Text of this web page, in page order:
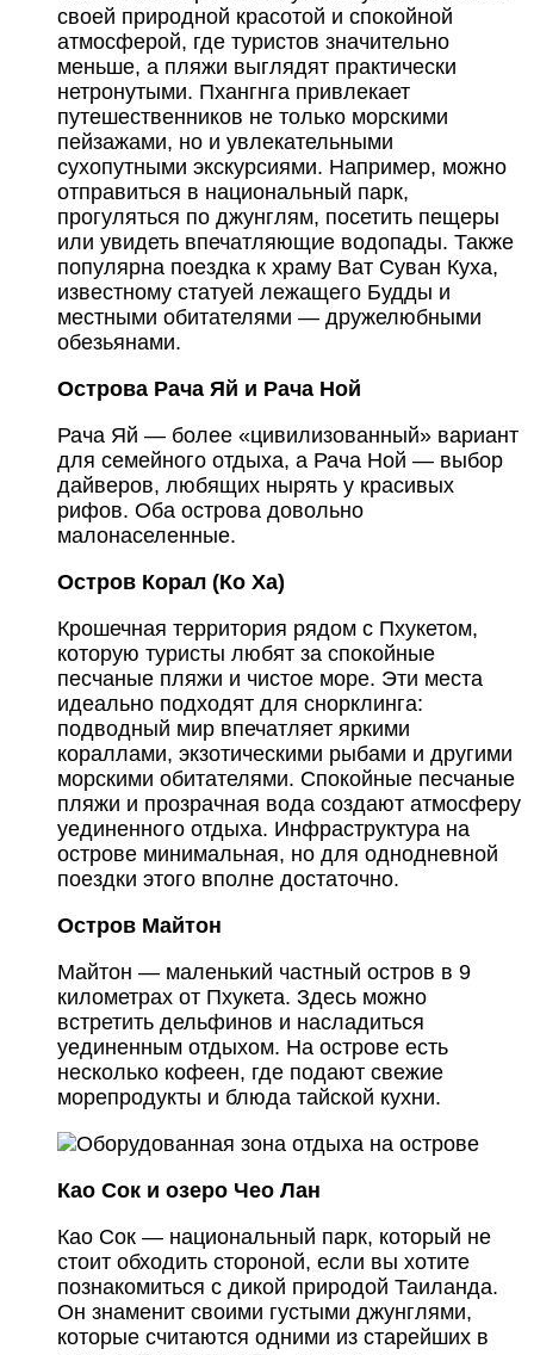
своей природной красотой и спокойной
атмосферой, где туристов значительно
меньше, а пляжи выглядят практически
нетронутыми. Пхангнга привлекает
путешественников не только морскими
пейзажами, но и увлекательными
сухопутными экскурсиями. Например, можно
отправиться в национальный парк,
прогуляться по джунглям, посетить пещеры
или увидеть впечатляющие водопады. Также
популярна поездка к храму Ват Суван Куха,
известному статуей лежащего Будды и
местными обитателями — дружелюбными
обезьянами.
Острова Рача Яй и Рача Ной
Рача Яй — более «цивилизованный» вариант
для семейного отдыха, а Рача Ной — выбор
дайверов, любящих нырять у красивых
рифов. Оба острова довольно
малонаселенные.
Остров Корал (Ко Ха)
Крошечная территория рядом с Пхукетом,
которую туристы любят за спокойные
песчаные пляжи и чистое море. Эти места
идеально подходят для снорклинга:
подводный мир впечатляет яркими
кораллами, экзотическими рыбами и другими
морскими обитателями. Спокойные песчаные
пляжи и прозрачная вода создают атмосферу
уединенного отдыха. Инфраструктура на
острове минимальная, но для однодневной
поездки этого вполне достаточно.
Остров Майтон
Майтон — маленький частный остров в 9
километрах от Пхукета. Здесь можно
встретить дельфинов и насладиться
уединенным отдыхом. На острове есть
несколько кофеен, где подают свежие
морепродукты и блюда тайской кухни.
Као Сок и озеро Чео Лан
Као Сок — национальный парк, который не
стоит обходить стороной, если вы хотите
познакомиться с дикой природой Таиланда.
Он знаменит своими густыми джунглями,
которые считаются одними из старейших в